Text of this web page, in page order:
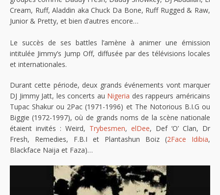
Cream, Ruff, Aladdin aka Chuck Da Bone, Ruff Rugged & Raw,
Junior & Pretty, et bien d’autres encore…
Le succès de ses battles l’amène à animer une émission
intitulée Jimmy’s Jump Off, diffusée par des télévisions locales
et internationales.
Durant cette période, deux grands événements vont marquer
DJ Jimmy Jatt, les concerts au Nigeria des rappeurs américains
Tupac Shakur ou 2Pac (1971-1996) et The Notorious B.I.G ou
Biggie (1972-1997), où de grands noms de la scène nationale
étaient invités : Weird, Trybesmen, elDee, Def ‘O’ Clan, Dr
Fresh, Remedies, F.B.I et Plantashun Boiz (2Face Idibia,
Blackface Naija et Faza)…